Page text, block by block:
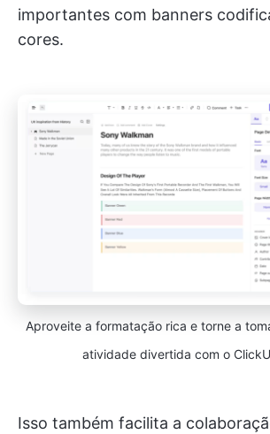
importantes com banners
cores.
Aproveite a formatação rica e torne a
atividade divertida com o
Isso também facilita a